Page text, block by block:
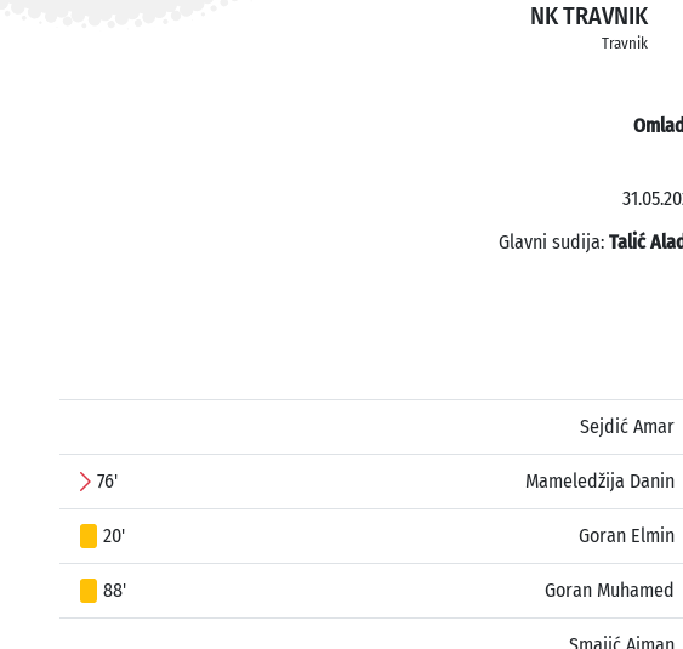
NK TRAVNIK
Travnik
Glavni sudija: Talić
Sejdić Amar
76' Mameledžija Danin
20' Goran Elmin
88' Goran Muhamed